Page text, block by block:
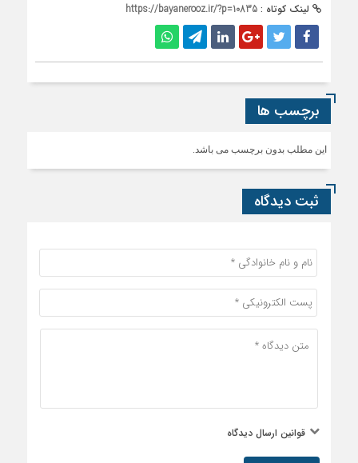
لینک کوتاه : https://bayanerooz.ir/?p=10835
برچسب ها
این مطلب بدون برچسب می باشد.
ثبت دیدگاه
قوانین ارسال دیدگاه